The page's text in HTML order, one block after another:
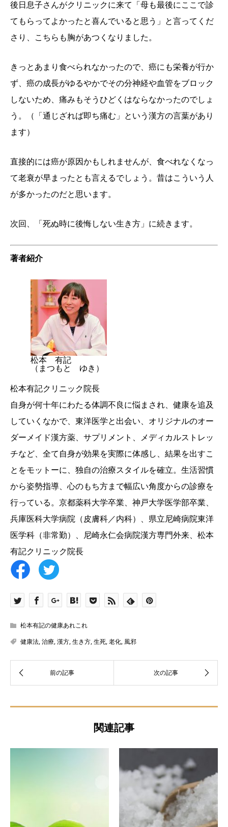
後日息子さんがクリニックに来て「母も最後にここで診
てもらってよかったと喜んでいると思う」と言ってくだ
さり、こちらも胸があつくなりました。
きっとあまり食べられなかったので、癌にも栄養が行か
ず、癌の成長がゆるやかでその分神経や血管をブロック
しないため、痛みもそうひどくはならなかったのでしょ
う。（「通じざれば即ち痛む」という漢方の言葉があり
ます）
直接的には癌が原因かもしれませんが、食べれなくなっ
て老衰が早まったとも言えるでしょう。昔はこういう人
が多かったのだと思います。
次回、「死ぬ時に後悔しない生き方」に続きます。
著者紹介
松本 有記
（まつもと ゆき）
松本有記クリニック院長
自身が何十年にわたる体調不良に悩まされ、健康を追及
していくなかで、東洋医学と出会い、オリジナルのオー
ダーメイド漢方薬、サプリメント、メディカルストレッ
チなど、全て自身が効果を実際に体感し、結果を出すこ
とをモットーに、独自の治療スタイルを確立。生活習慣
から姿勢指導、心のもち方まで幅広い角度からの診療を
行っている。京都薬科大学卒業、神戸大学医学部卒業、
兵庫医科大学病院（皮膚科／内科）、県立尼崎病院東洋
医学科（非常勤）、尼崎永仁会病院漢方専門外来、松本
有記クリニック院長
松本有記の健康あれこれ
健康法,治療,漢方,生き方,生死,老化, 風邪
関連記事